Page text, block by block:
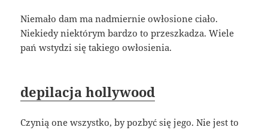
Niemało dam ma nadmiernie owłosione ciało.
Niekiedy niektórym bardzo to przeszkadza. Wiele
pań wstydzi się takiego owłosienia.
depilacja hollywood
Czynią one wszystko, by pozbyć się jego. Nie jest to